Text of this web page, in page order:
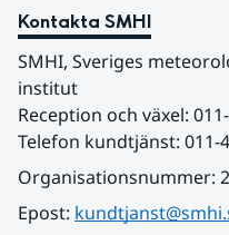
Kontakta SMHI
SMHI, Sveriges
institut
Reception och växel:
Telefon kundtjänst: 011-
Organisationsnummer:
Epost: